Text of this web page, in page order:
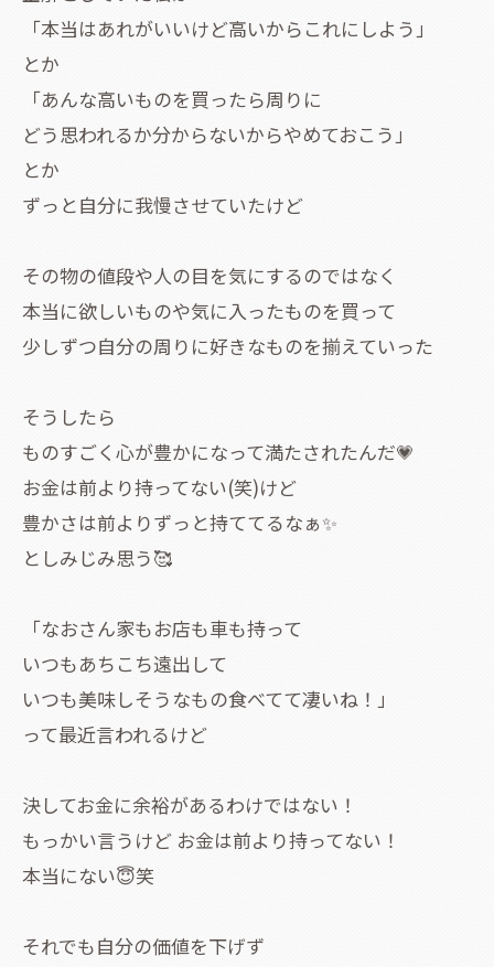
「本当はあれがいいけど高いからこれにしよう」
とか
「あんな高いものを買ったら周りに
どう思われるか分からないからやめておこう」
とか
ずっと自分に我慢させていたけど
その物の値段や人の目を気にするのではなく
本当に欲しいものや気に入ったものを買って
少しずつ自分の周りに好きなものを揃えていった
そうしたら
ものすごく心が豊かになって満たされたんだ💗
お金は前より持ってない(笑)けど
豊かさは前よりずっと持ててるなぁ✨
としみじみ思う🥰
「なおさん家もお店も車も持って
いつもあちこち遠出して
いつも美味しそうなもの食べてて凄いね！」
って最近言われるけど
決してお金に余裕があるわけではない！
もっかい言うけど お金は前より持ってない！
本当にない😇笑
それでも自分の価値を下げず